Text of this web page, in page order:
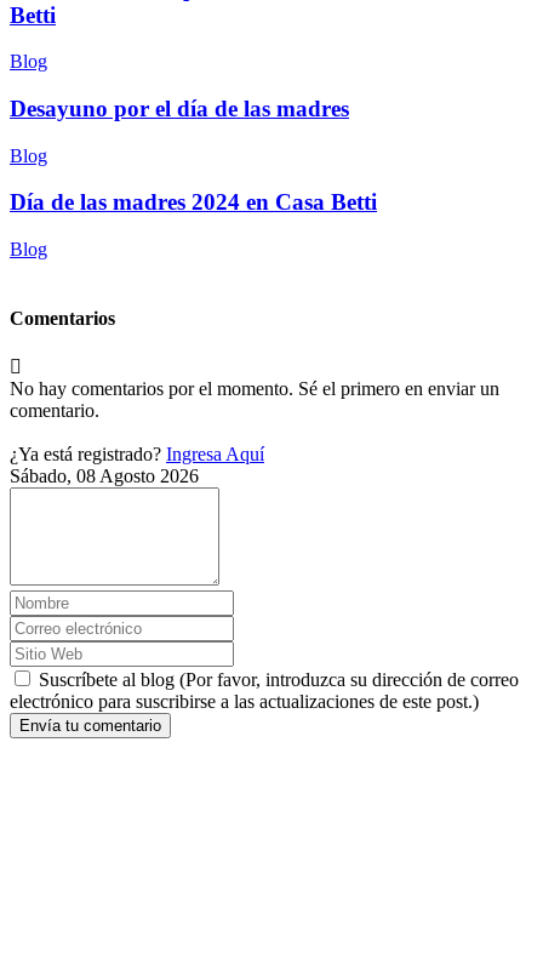
Betti
Blog
Desayuno por el día de las madres
Blog
Día de las madres 2024 en Casa Betti
Blog
Comentarios
No hay comentarios por el momento. Sé el primero en enviar un
comentario.
¿Ya está registrado? Ingresa Aquí
Sábado, 08 Agosto 2026
Suscríbete al blog (Por favor, introduzca su dirección de correo
electrónico para suscribirse a las actualizaciones de este post.)
Envía tu comentario